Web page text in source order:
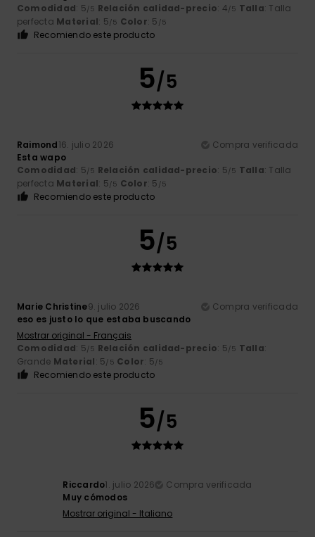
Comodidad: 5/5 Relación calidad-precio: 4/5 Talla: Talla
perfecta Material: 5/5 Color: 5 /5
Recomiendo este producto
5/5
Raimond16. julio 2026
Compra verificada
Esta wapo
Comodidad: 5/5 Relación calidad-precio: 5/5 Talla: Talla
perfecta Material: 5/5 Color: 5 /5
Recomiendo este producto
5/5
Marie Christine9. julio 2026
Compra verificada
eso es justo lo que estaba buscando
Mostrar original - Français
Comodidad: 5/5 Relación calidad-precio: 5/5 Talla:
Grande Material: 5/5 Color: 5/5
Recomiendo este producto
5/5
Riccardo1. julio 2026
Compra verificada
Muy cómodos
Mostrar original - Italiano